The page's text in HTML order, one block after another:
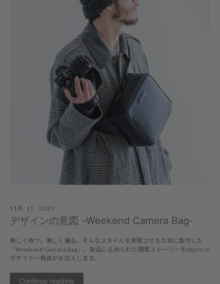
11月 11, 2020
デザインの意図 -Weekend Camera Bag-
美しく持つ。美しく撮る。そんなスタイルを実現させるために製作した
「Weekend Camera Bag」。製品に込められた開発ストーリーをobjcts.io
デザイナー角森がお伝えします。
Continue reading